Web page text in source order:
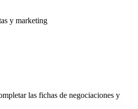
y marketing
las fichas de negociaciones y